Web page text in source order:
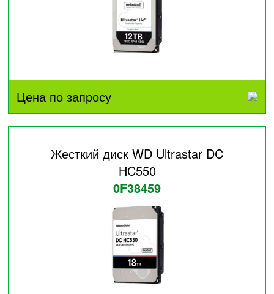
Цена по запросу
Жесткий диск WD Ultrastar DC
HC550
0F38459